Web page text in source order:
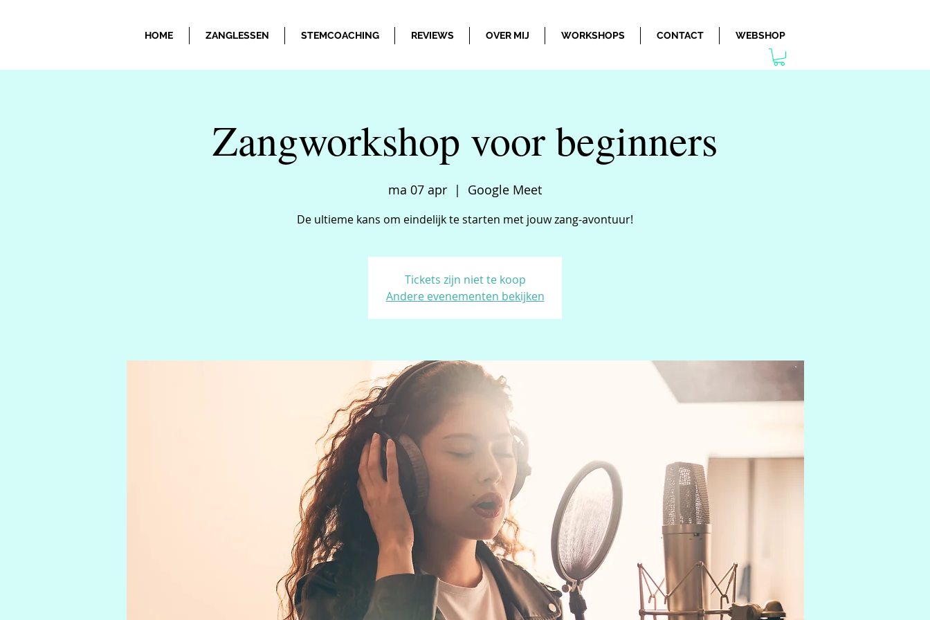
HOME ZANGLESSEN STEMCOACHING REVIEWS OVER MIJ WORKSHOPS CONTACT WEBSHOP
Zangworkshop voor beginners
ma 07 apr
  |
Google Meet
De ultieme kans om eindelijk te starten met jouw zang-avontuur!
Tickets zijn niet te koop
Andere evenementen bekijken